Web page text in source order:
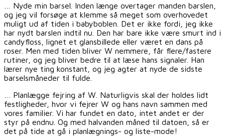
… Nyde min barsel. Inden længe overtager manden barslen,
og jeg vil forsøge at klemme så meget som overhovedet
muligt ud af tiden i babyboblen. Det er ikke fordi, jeg ikke
har nydt barslen indtil nu. Den har bare ikke være smurt ind i
candyfloss, lignet et glansbillede eller været en dans på
roser. Men med tiden bliver W nemmere, får flere/fastere
rutiner, og jeg bliver bedre til at læse hans signaler. Han
lærer nye ting konstant, og jeg agter at nyde de sidste
barselsmåneder til fulde.
… Planlægge fejring af W. Naturligvis skal der holdes lidt
festligheder, hvor vi fejrer W og hans navn sammen med
vores familier. Vi har fundet en dato, intet andet er der
styr på endnu. Og med halvanden måned til datoen, så er
det på tide at gå i planlægnings- og liste-mode!